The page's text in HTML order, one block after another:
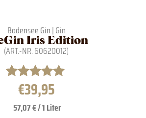
Bodensee Gin|Gin
Iris Edition
(ART.-NR.60620012)
Bewertet mit
von 5,
basierend
€39,95
57,07 € / 1 Liter